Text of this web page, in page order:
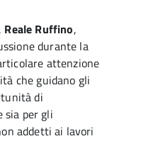
Reale Ruffino,
durante la
attenzione
che guidano gli
di
sia per gli
addetti ai lavori